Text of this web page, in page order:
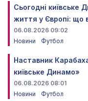
Сьогодні київське
життя у Європі: що
06.08.2026 09:02
Новини
Футбол
Наставник
київське Динамо»
06.08.2026 08:01
Новини
Футбол